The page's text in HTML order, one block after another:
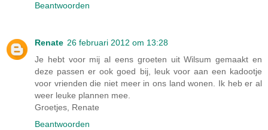
Beantwoorden
Renate 26 februari 2012 om 13:28
Je hebt voor mij al eens groeten uit Wilsum gemaakt en
deze passen er ook goed bij, leuk voor aan een kadootje
voor vrienden die niet meer in ons land wonen. Ik heb er al
weer leuke plannen mee.
Groetjes, Renate
Beantwoorden